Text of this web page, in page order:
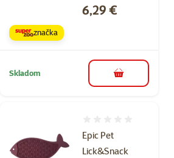
Cena
6,29 €
značka
Skladom do košíka
Epic Pet
Lick&Snack